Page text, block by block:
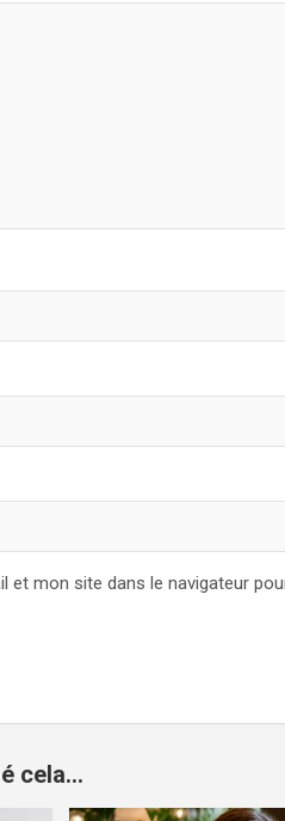
et mon site dans le navigateur
cela...